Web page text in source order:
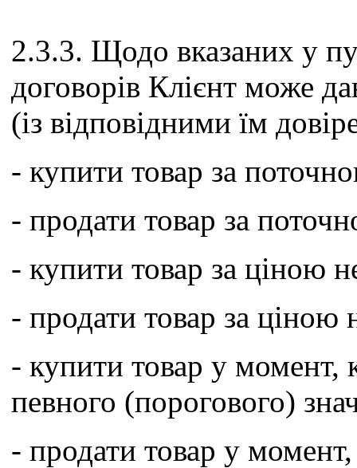
2.3.3. Щодо вказаних у
договорів Клієнт може
(із відповідними їм
- купити товар за
- продати товар за
- купити товар за ціною
- продати товар за ціною
- купити товар у момент,
певного (порогового)
- продати товар у